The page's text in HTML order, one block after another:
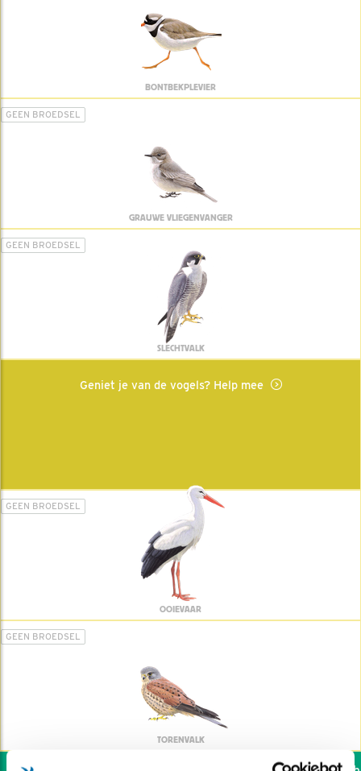
BONTBEKPLEVIER
GEEN BROEDSEL
GRAUWE VLIEGENVANGER
GEEN BROEDSEL
SLECHTVALK
Geniet je van de vogels? Help mee
GEEN BROEDSEL
OOIEVAAR
GEEN BROEDSEL
TORENVALK